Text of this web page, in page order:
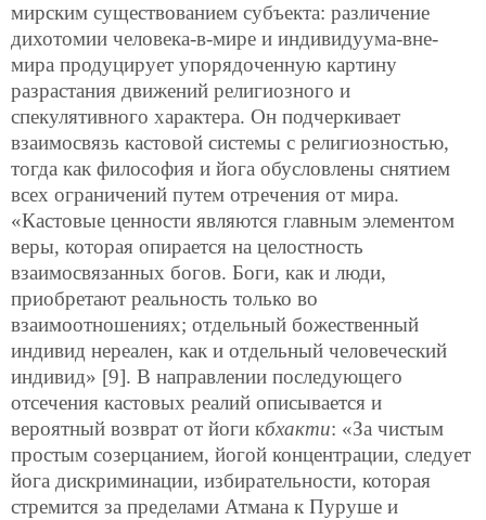
мирским существованием субъекта: различение
дихотомии человека-в-мире и индивидуума-вне-
мира продуцирует упорядоченную картину
разрастания движений религиозного и
спекулятивного характера. Он подчеркивает
взаимосвязь кастовой системы с религиозностью,
тогда как философия и йога обусловлены снятием
всех ограничений путем отречения от мира.
«Кастовые ценности являются главным элементом
веры, которая опирается на целостность
взаимосвязанных богов. Боги, как и люди,
приобретают реальность только во
взаимоотношениях; отдельный божественный
индивид нереален, как и отдельный человеческий
индивид» [9]. В направлении последующего
отсечения кастовых реалий описывается и
вероятный возврат от йоги кбхакти: «За чистым
простым созерцанием, йогой концентрации, следует
йога дискриминации, избирательности, которая
стремится за пределами Атмана к Пуруше и